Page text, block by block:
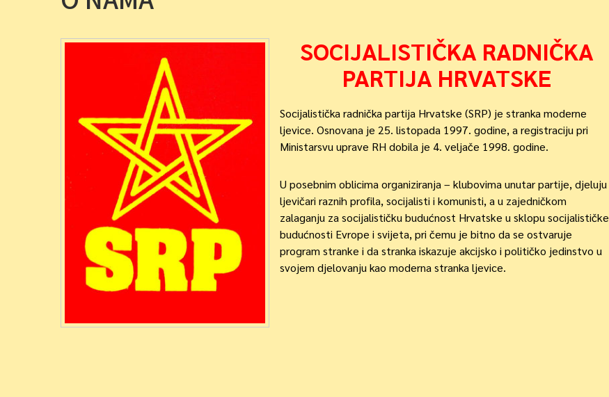
SOCIJALISTIČKA RADNIČKA
PARTIJA HRVATSKE
Socijalistička radnička partija Hrvatske (SRP) je stranka moderne
ljevice. Osnovana je 25. listopada 1997. godine, a registraciju pri
Ministarsvu uprave RH dobila je 4. veljače 1998. godine.
U posebnim oblicima organiziranja – klubovima unutar partije, djeluju
ljevičari raznih profila, socijalisti i komunisti, a u zajedničkom
zalaganju za socijalističku budućnost Hrvatske u sklopu socijalističke
budućnosti Evrope i svijeta, pri čemu je bitno da se ostvaruje
program stranke i da stranka iskazuje akcijsko i političko jedinstvo u
svojem djelovanju kao moderna stranka ljevice.